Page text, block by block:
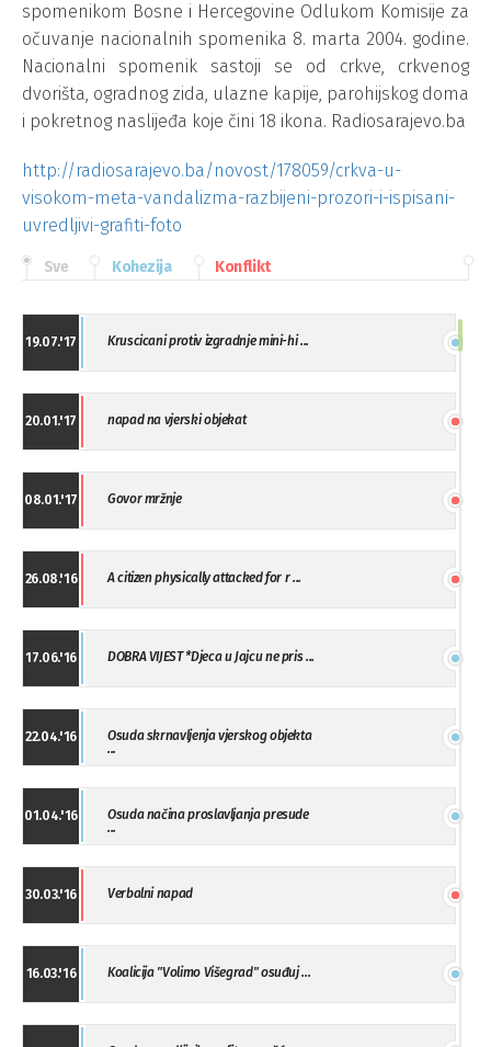
spomenikom Bosne i Hercegovine Odlukom Komisije za
očuvanje nacionalnih spomenika 8. marta 2004. godine.
Nacionalni spomenik sastoji se od crkve, crkvenog
dvorišta, ogradnog zida, ulazne kapije, parohijskog doma
i pokretnog naslijeđa koje čini 18 ikona. Radiosarajevo.ba
http://radiosarajevo.ba/novost/178059/crkva-u-
visokom-meta-vandalizma-razbijeni-prozori-i-ispisani-
uvredljivi-grafiti-foto
Sve Kohezija Konflikt
19.07.'17 Kruscicani protiv izgradnje mini-hi ...
20.01.'17 napad na vjerski objekat
08.01.'17 Govor mržnje
26.08.'16 A citizen physically attacked for r ...
17.06.'16 DOBRA VIJEST *Djeca u Jajcu ne pris ...
22.04.'16
Osuda skrnavljenja vjerskog objekta
...
01.04.'16
Osuda načina proslavljanja presude
...
30.03.'16 Verbalni napad
16.03.'16 Koalicija "Volimo Višegrad" osuđuj ...